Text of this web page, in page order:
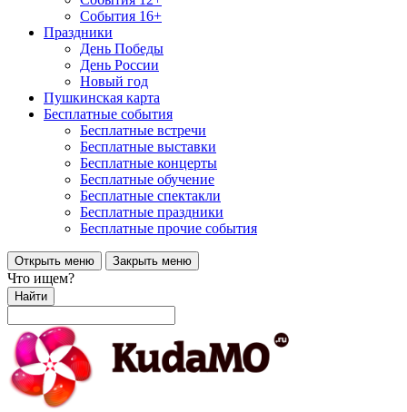
События 16+
Праздники
День Победы
День России
Новый год
Пушкинская карта
Бесплатные события
Бесплатные встречи
Бесплатные выставки
Бесплатные концерты
Бесплатные обучение
Бесплатные спектакли
Бесплатные праздники
Бесплатные прочие события
Открыть меню Закрыть меню
Что ищем?
Найти